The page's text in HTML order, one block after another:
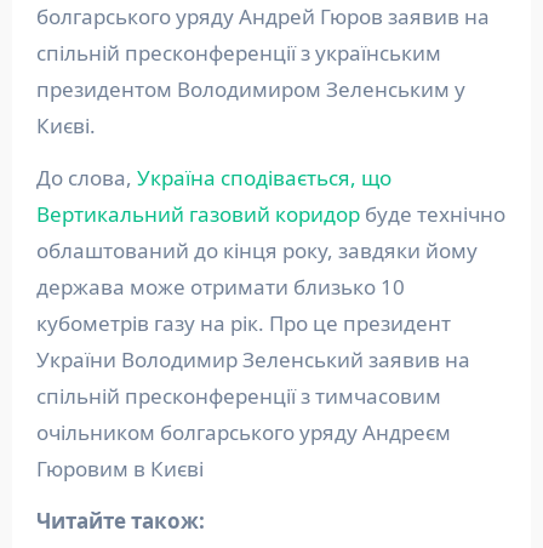
болгарського уряду Андрей Гюров заявив на
спільній пресконференції з українським
президентом Володимиром Зеленським у
Києві.
До слова, Україна сподівається, що
Вертикальний газовий коридорбуде технічно
облаштований до кінця року, завдяки йому
держава може отримати близько 10
кубометрів газу на рік. Про це президент
України Володимир Зеленський заявив на
спільній пресконференції з тимчасовим
очільником болгарського уряду Андреєм
Гюровим в Києві
Читайте також: